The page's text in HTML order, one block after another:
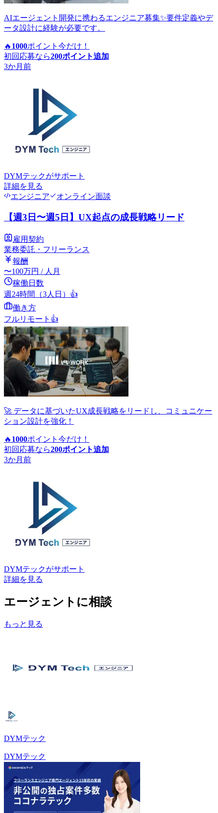
AIエージェント開発に携わるエンジニア募集✨要件定義やデ
ータ設計に経験が必要です。
🔥 1000ポイント 今だけ！
初回応募なら200ポイント追加
3か月前
DYMテックがサポート
詳細を見る
エンジニア
オンライン面談
【週3日〜週5日】UX起点の成長戦略リード
雇用契約
業務委託・フリーランス
報酬
〜100万円 / 人月
稼働日数
週24時間（3人日） 👍
働き方
フルリモート 👍
🚀 データに基づいたUX成長戦略をリードし、コミュニケー
ション設計を強化！
🔥 1000ポイント 今だけ！
初回応募なら200ポイント追加
3か月前
DYMテックがサポート
詳細を見る
エージェントに相談
もっと見る
DYMテック
DYMテック